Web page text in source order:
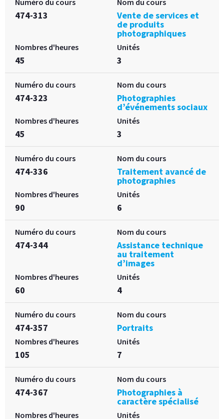
474-313 Vente de services et
de produits
photographiques
Nombres d'heures
45
Unités
3
Numéro du cours
474-323
Nom du cours
Photographies
d’événements sociaux
Nombres d'heures
45
Unités
3
Numéro du cours
474-336
Nom du cours
Traitement avancé de
photographies
Nombres d'heures
90
Unités
6
Numéro du cours
474-344
Nom du cours
Assistance technique
au traitement
d’images
Nombres d'heures
60
Unités
4
Numéro du cours
474-357
Nom du cours
Portraits
Nombres d'heures
105
Unités
7
Numéro du cours
474-367
Nom du cours
Photographies à
caractère spécialisé
Nombres d'heures Unités